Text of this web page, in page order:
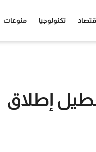
تكنولوجيا منوعات
إطلاق